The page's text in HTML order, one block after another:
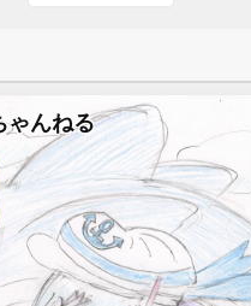
ゃんねる